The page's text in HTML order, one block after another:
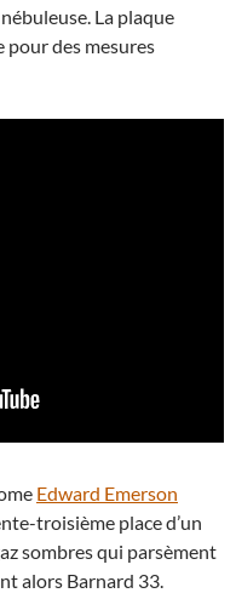
La plaque
des mesures
Edward Emerson
troisième place d’un
sombres qui parsèment
alors Barnard 33.